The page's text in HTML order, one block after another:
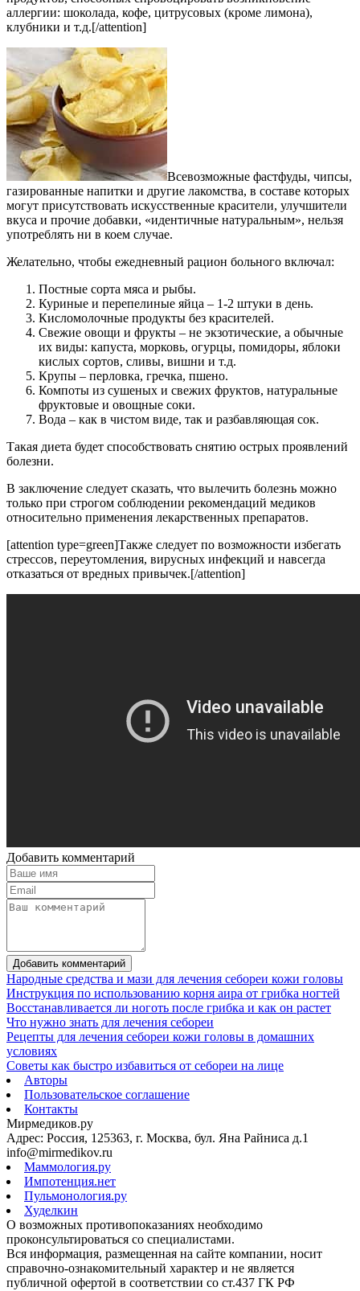
аллергии: шоколада, кофе, цитрусовых (кроме лимона),
клубники и т.д.[/attention]
Всевозможные фастфуды, чипсы,
газированные напитки и другие лакомства, в составе которых
могут присутствовать искусственные красители, улучшители
вкуса и прочие добавки, «идентичные натуральным», нельзя
употреблять ни в коем случае.
Желательно, чтобы ежедневный рацион больного включал:
Постные сорта мяса и рыбы.
Куриные и перепелиные яйца – 1-2 штуки в день.
Кисломолочные продукты без красителей.
Свежие овощи и фрукты – не экзотические, а обычные
их виды: капуста, морковь, огурцы, помидоры, яблоки
кислых сортов, сливы, вишни и т.д.
Крупы – перловка, гречка, пшено.
Компоты из сушеных и свежих фруктов, натуральные
фруктовые и овощные соки.
Вода – как в чистом виде, так и разбавляющая сок.
Такая диета будет способствовать снятию острых проявлений
болезни.
В заключение следует сказать, что вылечить болезнь можно
только при строгом соблюдении рекомендаций медиков
относительно применения лекарственных препаратов.
[attention type=green]Также следует по возможности избегать
стрессов, переутомления, вирусных инфекций и навсегда
отказаться от вредных привычек.[/attention]
Добавить комментарий
Добавить комментарий
Народные средства и мази для лечения себореи кожи головы
Инструкция по использованию корня аира от грибка ногтей
Восстанавливается ли ноготь после грибка и как он растет
Что нужно знать для лечения себореи
Рецепты для лечения себореи кожи головы в домашних
условиях
Советы как быстро избавиться от себореи на лице
Авторы
Пользовательское соглашение
Контакты
Мирмедиков.ру
Адрес: Россия, 125363, г. Москва, бул. Яна Райниса д.1
info@mirmedikov.ru
Маммология.ру
Импотенция.нет
Пульмонология.ру
Худелкин
О возможных противопоказаниях необходимо
проконсультироваться со специалистами.
Вся информация, размещенная на сайте компании, носит
справочно-ознакомительный характер и не является
публичной офертой в соответствии со ст.437 ГК РФ